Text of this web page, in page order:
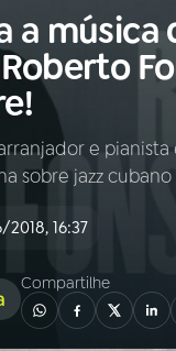
Buscar
a música
e
sobre jazz cubano
16:37
Compartilhe